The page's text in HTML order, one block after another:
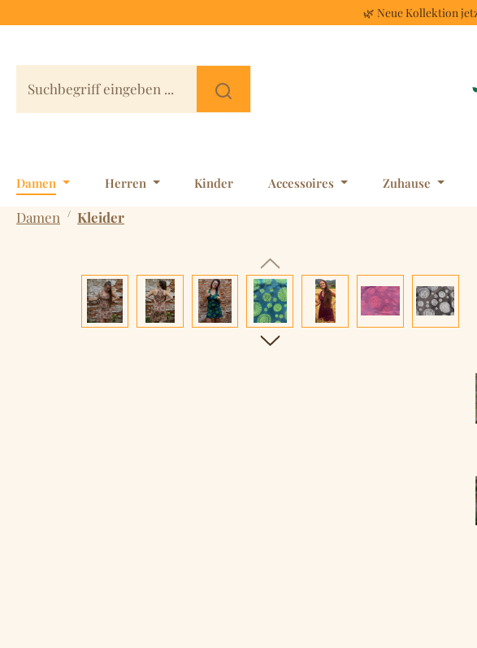
🌿 Neue Kollektion
Damen Herren Kinder Accessoires Zuhause
Damen / Kleider
Bildergalerie überspringen